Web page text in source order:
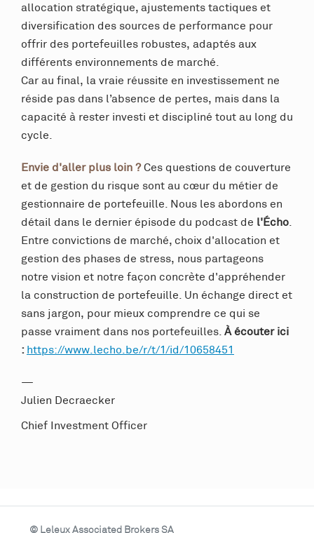
allocation stratégique, ajustements tactiques et
diversification des sources de performance pour
offrir des portefeuilles robustes, adaptés aux
différents environnements de marché.
Car au final, la vraie réussite en investissement ne
réside pas dans l’absence de pertes, mais dans la
capacité à rester investi et discipliné tout au long du
cycle.
Envie d'aller plus loin ?Ces questions de couverture
et de gestion du risque sont au cœur du métier de
gestionnaire de portefeuille. Nous les abordons en
détail dans le dernier épisode du podcast de l'Écho.
Entre convictions de marché, choix d'allocation et
gestion des phases de stress, nous partageons
notre vision et notre façon concrète d'appréhender
la construction de portefeuille. Un échange direct et
sans jargon, pour mieux comprendre ce qui se
passe vraiment dans nos portefeuilles. À écouter ici
: https://www.lecho.be/r/t/1/id/10658451
—
Julien Decraecker
Chief Investment Officer
© Leleux Associated Brokers SA